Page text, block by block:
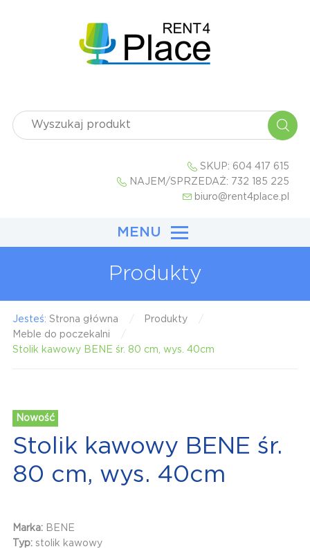
SKUP: 604 417 615
NAJEM/SPRZEDAŻ: 732 185 225
biuro@rent4place.pl
MENU
Produkty
Jesteś: Strona główna
Produkty
Meble do poczekalni
Stolik kawowy BENE śr. 80 cm, wys. 40cm
Nowość
Stolik kawowy BENE śr.
80 cm, wys. 40cm
Marka: BENE
Typ: stolik kawowy